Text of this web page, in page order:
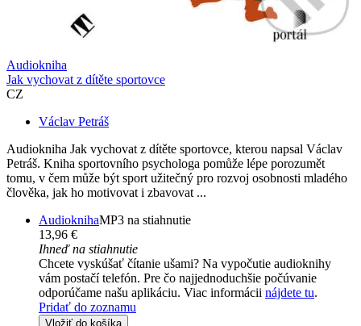
Audiokniha
Jak vychovat z dítěte sportovce
CZ
Václav Petráš
Audiokniha Jak vychovat z dítěte sportovce, kterou napsal Václav
Petráš. Kniha sportovního psychologa pomůže lépe porozumět
tomu, v čem může být sport užitečný pro rozvoj osobnosti mladého
člověka, jak ho motivovat i zbavovat ...
AudioknihaMP3 na stiahnutie
13,96 €
Ihneď na stiahnutie
Chcete vyskúšať čítanie ušami? Na vypočutie audioknihy
vám postačí telefón. Pre čo najjednoduchšie počúvanie
odporúčame našu aplikáciu. Viac informácii nájdete tu.
Pridať do zoznamu
Vložiť do košíka